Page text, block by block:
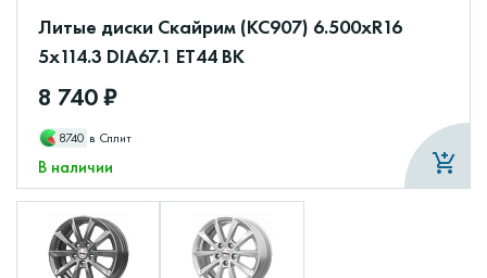
Литые диски Скайрим (КС907) 6.500xR16
5x114.3 DIA67.1 ET44 BK
8 740 ₽
8740 в Сплит
В наличии